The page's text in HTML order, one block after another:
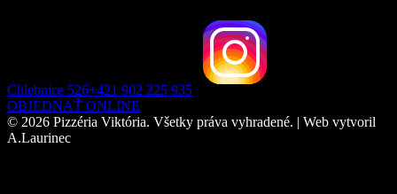
Chlebnice 526+421 902 225 935
OBJEDNAŤ ONLINE
© 2026 Pizzéria Viktória. Všetky práva vyhradené. | Web vytvoril
A.Laurinec